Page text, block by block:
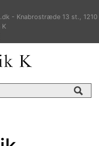
- Knabrostræde 13 st., 1210
K